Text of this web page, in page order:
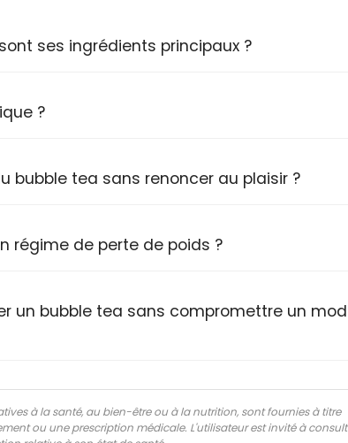
ses ingrédients principaux ?
?
bubble tea sans renoncer au plaisir ?
régime de perte de poids ?
un bubble tea sans compromettre un
à la santé, au bien-être ou à la nutrition, sont fournies à titre
ou une prescription médicale. L'utilisateur est invité à